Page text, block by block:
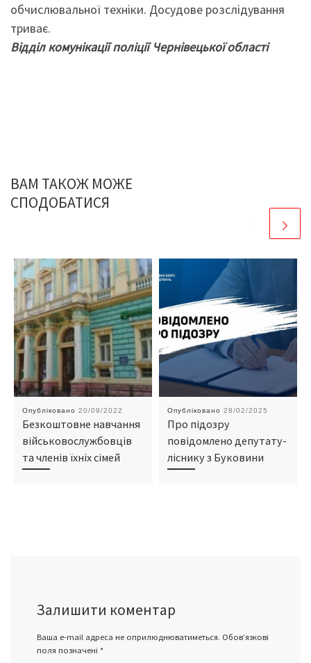
обчислювальної техніки. Досудове розслідування
триває.
Відділ комунікації поліції Чернівецької області
ВАМ ТАКОЖ МОЖЕ
СПОДОБАТИСЯ
Опубліковано 20/09/2022
Безкоштовне навчання
військовослужбовців
та членів їхніх сімей
Опубліковано 28/02/2025
Про підозру
повідомлено депутату-
ліснику з Буковини
Залишити коментар
Ваша e-mail адреса не оприлюднюватиметься. Обов’язкові
поля позначені *